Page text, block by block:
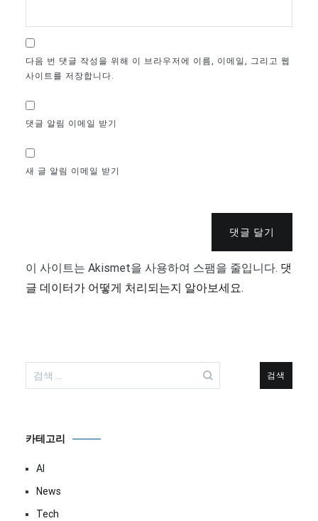
다음 번 댓글 작성을 위해 이 브라우저에 이름, 이메일, 그리고 웹
사이트를 저장합니다.
댓글 알림 이메일 받기
새 글 알림 이메일 받기
댓글 달기
이 사이트는 Akismet을 사용하여 스팸을 줄입니다. 댓
글 데이터가 어떻게 처리되는지 알아보세요.
색:
카테고리
AI
News
Tech